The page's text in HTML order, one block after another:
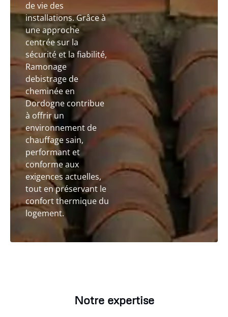
de vie des
installations. Grâce à
une approche
centrée sur la
sécurité et la fiabilité,
Ramonage
debistrage de
cheminée en
Dordogne contribue
à offrir un
environnement de
chauffage sain,
performant et
conforme aux
exigences actuelles,
tout en préservant le
confort thermique du
logement.
Notre expertise